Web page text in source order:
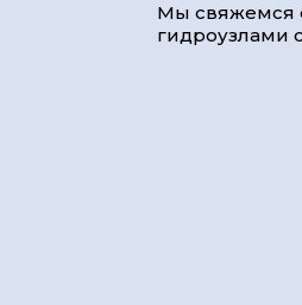
Мы свяжемся
гидроузлами